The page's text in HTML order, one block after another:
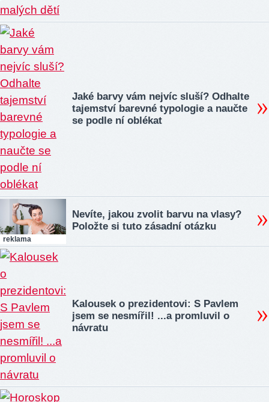
Jaké barvy vám nejvíc sluší? Odhalte
tajemství barevné typologie a naučte
se podle ní oblékat
reklama
Nevíte, jakou zvolit barvu na vlasy?
Položte si tuto zásadní otázku
Kalousek o prezidentovi: S Pavlem
jsem se nesmířil! ...a promluvil o
návratu